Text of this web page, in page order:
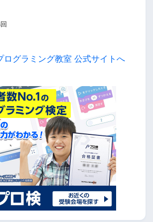
ログラミング教室 公式サイトへ